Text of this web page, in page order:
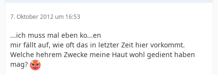
7. Oktober 2012 um 16:53
...ich muss mal eben ko...en
mir fällt auf, wie oft das in letzter Zeit hier vorkommt.
Welche hehrem Zwecke meine Haut wohl gedient haben
mag?